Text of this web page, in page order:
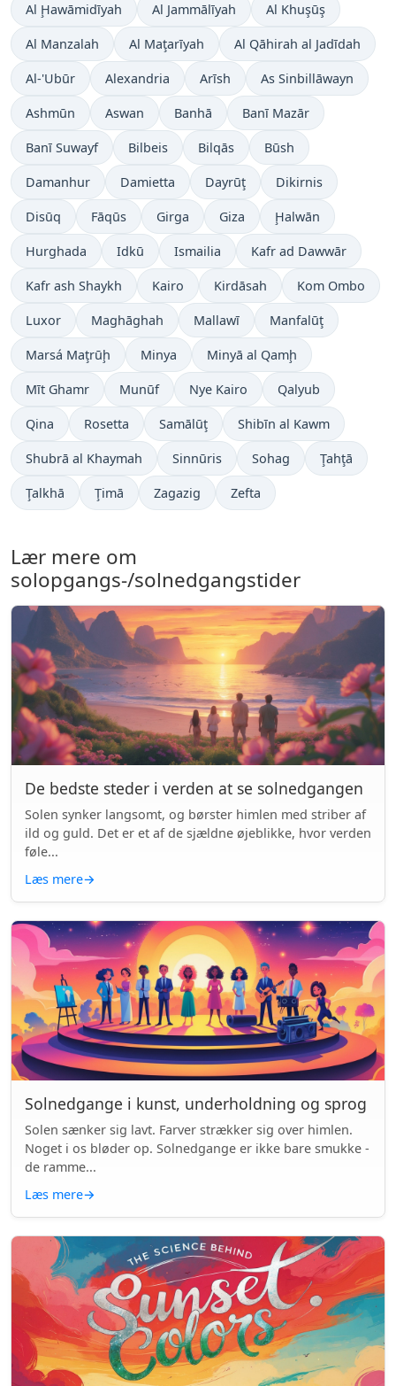
Al Ḩawāmidīyah Al Jammālīyah Al Khuşūş
Al Manzalah Al Maţarīyah Al Qāhirah al Jadīdah
Al-'Ubūr Alexandria Arīsh As Sinbillāwayn
Ashmūn Aswan Banhā Banī Mazār
Banī Suwayf Bilbeis Bilqās Būsh
Damanhur Damietta Dayrūţ Dikirnis
Disūq Fāqūs Girga Giza Ḩalwān
Hurghada Idkū Ismailia Kafr ad Dawwār
Kafr ash Shaykh Kairo Kirdāsah Kom Ombo
Luxor Maghāghah Mallawī Manfalūţ
Marsá Maţrūḩ Minya Minyā al Qamḩ
Mīt Ghamr Munūf Nye Kairo Qalyub
Qina Rosetta Samālūţ Shibīn al Kawm
Shubrā al Khaymah Sinnūris Sohag Ţahţā
Ţalkhā Ţimā Zagazig Zefta
Lær mere om
solopgangs-/solnedgangstider
De bedste steder i verden at se solnedgangen
Solen synker langsomt, og børster himlen med striber af
ild og guld. Det er et af de sjældne øjeblikke, hvor verden
føle...
Læs mere→
Solnedgange i kunst, underholdning og sprog
Solen sænker sig lavt. Farver strækker sig over himlen.
Noget i os bløder op. Solnedgange er ikke bare smukke -
de ramme...
Læs mere→